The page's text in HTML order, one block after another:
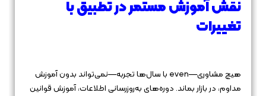
نقش آموزش مستمر در تطبیق با
تغییرات
هیچ مشاوری—even با سال‌ها تجربه—نمی‌تواند بدون آموزش
مداوم، در بازار بماند. دوره‌های به‌روزرسانی اطلاعات، آموزش قوانین